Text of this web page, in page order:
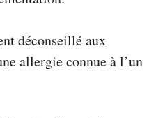
déconseillé aux
allergie connue à l’un